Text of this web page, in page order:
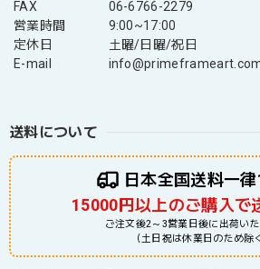
FAX
06-6766-2279
営業時間
9:00~17:00
定休日
土曜/日曜/祝日
E-mail
送料について
日本全国送料一律
15000円以上のご購入で
ご注文後2～3営業日後に出荷いた
（土日祝は休業日のため除